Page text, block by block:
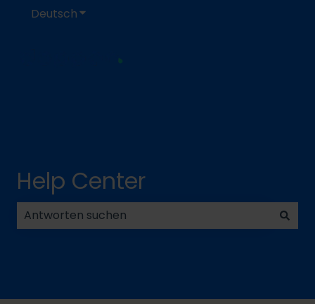
DeutschUntermenü für Übersetzungen anzeigen
Help Center